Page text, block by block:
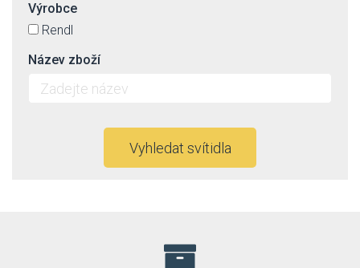
Výrobce
Rendl
Název zboží
Vyhledat svítidla